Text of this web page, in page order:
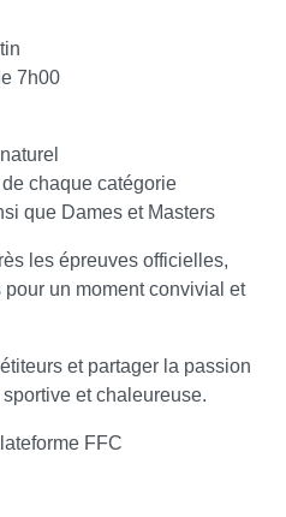
7h00
chaque catégorie
que Dames et Masters
les épreuves officielles,
un moment convivial et
et partager la passion
et chaleureuse.
FFC